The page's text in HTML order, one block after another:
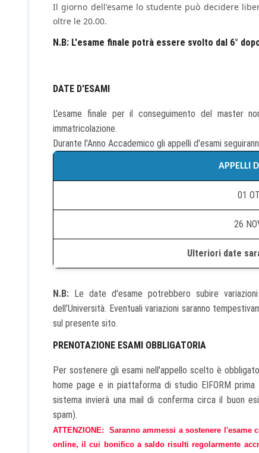
Il giorno dell'esame lo studente può decidere
oltre le 20.00.
N.B: L'esame finale potrà essere svolto dal 6°
DATE D'ESAMI
L'esame finale per il conseguimento del master
immatricolazione.
Durante l'Anno Accademico gli appelli d'esami
APPELLI
01
26
Ulteriori date
N.B: Le date d'esame potrebbero subire
dell’Università. Eventuali variazioni saranno
sul presente sito.
PRENOTAZIONE ESAMI OBBLIGATORIA
Per sostenere gli esami nell'appello scelto è
home page e in piattaforma di studio EIFORM
sistema invierà una mail di conferma circa il buon
spam).
ATTENZIONE: Saranno ammessi a sostenere
online, il cui bonifico a saldo risulti regolarmente